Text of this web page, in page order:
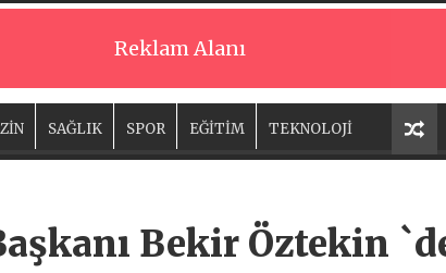
Reklam Alanı
SAĞLIK SPOR EĞİTİM TEKNOLOJİ
Bekir Öztekin